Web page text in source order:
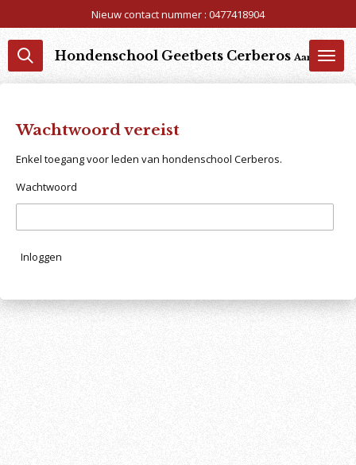
naar
de
hoofdinhoud
Hondenschool Geetbets Cerberos
Nieuw contact nummer : 0477418904
Wachtwoord vereist
Enkel toegang voor leden van hondenschool Cerberos.
Wachtwoord
Inloggen